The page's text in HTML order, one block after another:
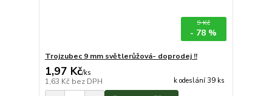
9 Kč
- 78 %
Trojzubec 9 mm světlerůžová- doprodej !!
1,97 Kč/ks
1,63 Kč bez DPH k odeslání 39 ks